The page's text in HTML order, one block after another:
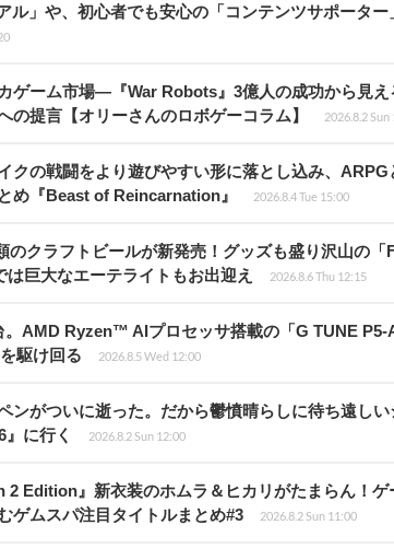
ル」や、初心者でも安心の「コンテンツサポーター
ゲーム市場―『War Robots』3億人の成功から見え
提言【オリーさんのロボゲーコラム】
2026.8.2 Sun
クの戦闘をより遊びやすい形に落とし込み、
め『Beast of Reincarnation』
2026.8.4 Tue 15:00
のクラフトビールが新発売！グッズも盛り沢山の「
巨大なエーテライトもお出迎え
2026.8.6 Thu 12:15
。AMD Ryzen™ AIプロセッサ搭載の「G TUNE P5-
駆け回る
2026.8.5 Wed 12:00
ンがついに逝った。だから鬱憤晴らしに待ち遠し
に行く
2026.8.2 Sun 12:00
2 Edition』新衣装のホムラ＆ヒカリがたまらん！ゲ
ゲムスパ注目タイトルまとめ#3
2026.8.2 Sun 11:00